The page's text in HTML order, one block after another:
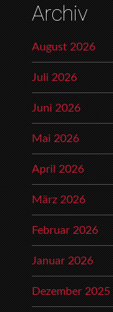
Archiv
August 2026
Juli 2026
Juni 2026
Mai 2026
April 2026
März 2026
Februar 2026
Januar 2026
Dezember 2025